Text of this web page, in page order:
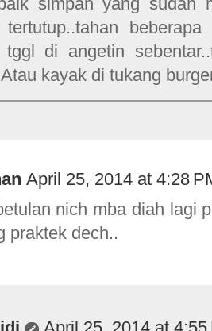
tertutup..tahan
tggl di angetin
kayak di tukang
April 25, 2014 at 4:28
nich mba diah lagi
praktek dech..